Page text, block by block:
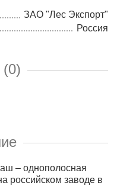
ЗАО "Лес Экспорт"
Россия
– однополосная
российском заводе в